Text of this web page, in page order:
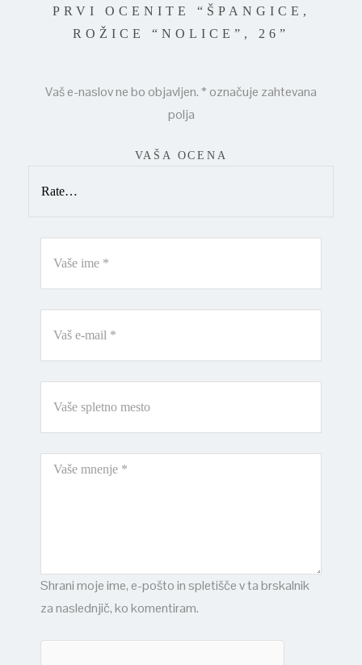
PRVI OCENITE “ŠPANGICE,
ROŽICE “NOLICE”, 26”
Vaš e-naslov ne bo objavljen.* označuje zahtevana
polja
VAŠA OCENA
Shrani moje ime, e-pošto in spletišče v ta brskalnik
za naslednjič, ko komentiram.